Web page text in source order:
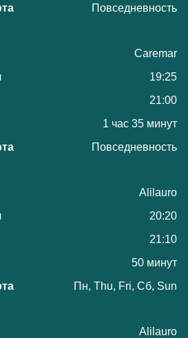
Повседневность
Caremar
19:25
21:00
1 час 35 минут
Повседневность
Alilauro
20:20
21:10
50 минут
Пн, Thu, Fri, Сб, Sun
Alilauro